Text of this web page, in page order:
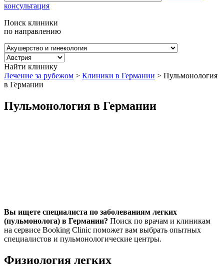
консультация
Поиск клиники
по направлению
Найти клинику
Лечение за рубежом > Клиники в Германии > Пульмонология
в Германии
Пульмонология в Германии
Вы ищете специалиста по заболеваниям легких
(пульмонолога) в Германии? Поиск по врачам и клиникам
на сервисе Booking Clinic поможет вам выбрать опытных
специалистов и пульмонологические центры.
Физиология легких